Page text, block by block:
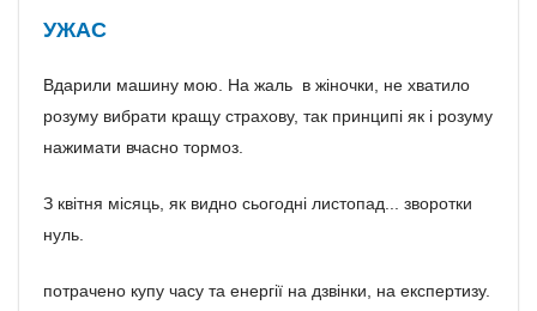
УЖАС
Вдарили машину мою. На жаль в жіночки, не хватило
розуму вибрати кращу страхову, так принципі як і розуму
нажимати вчасно тормоз.
З квітня місяць, як видно сьогодні листопад... зворотки
нуль.
потрачено купу часу та енергії на дзвінки, на експертизу.